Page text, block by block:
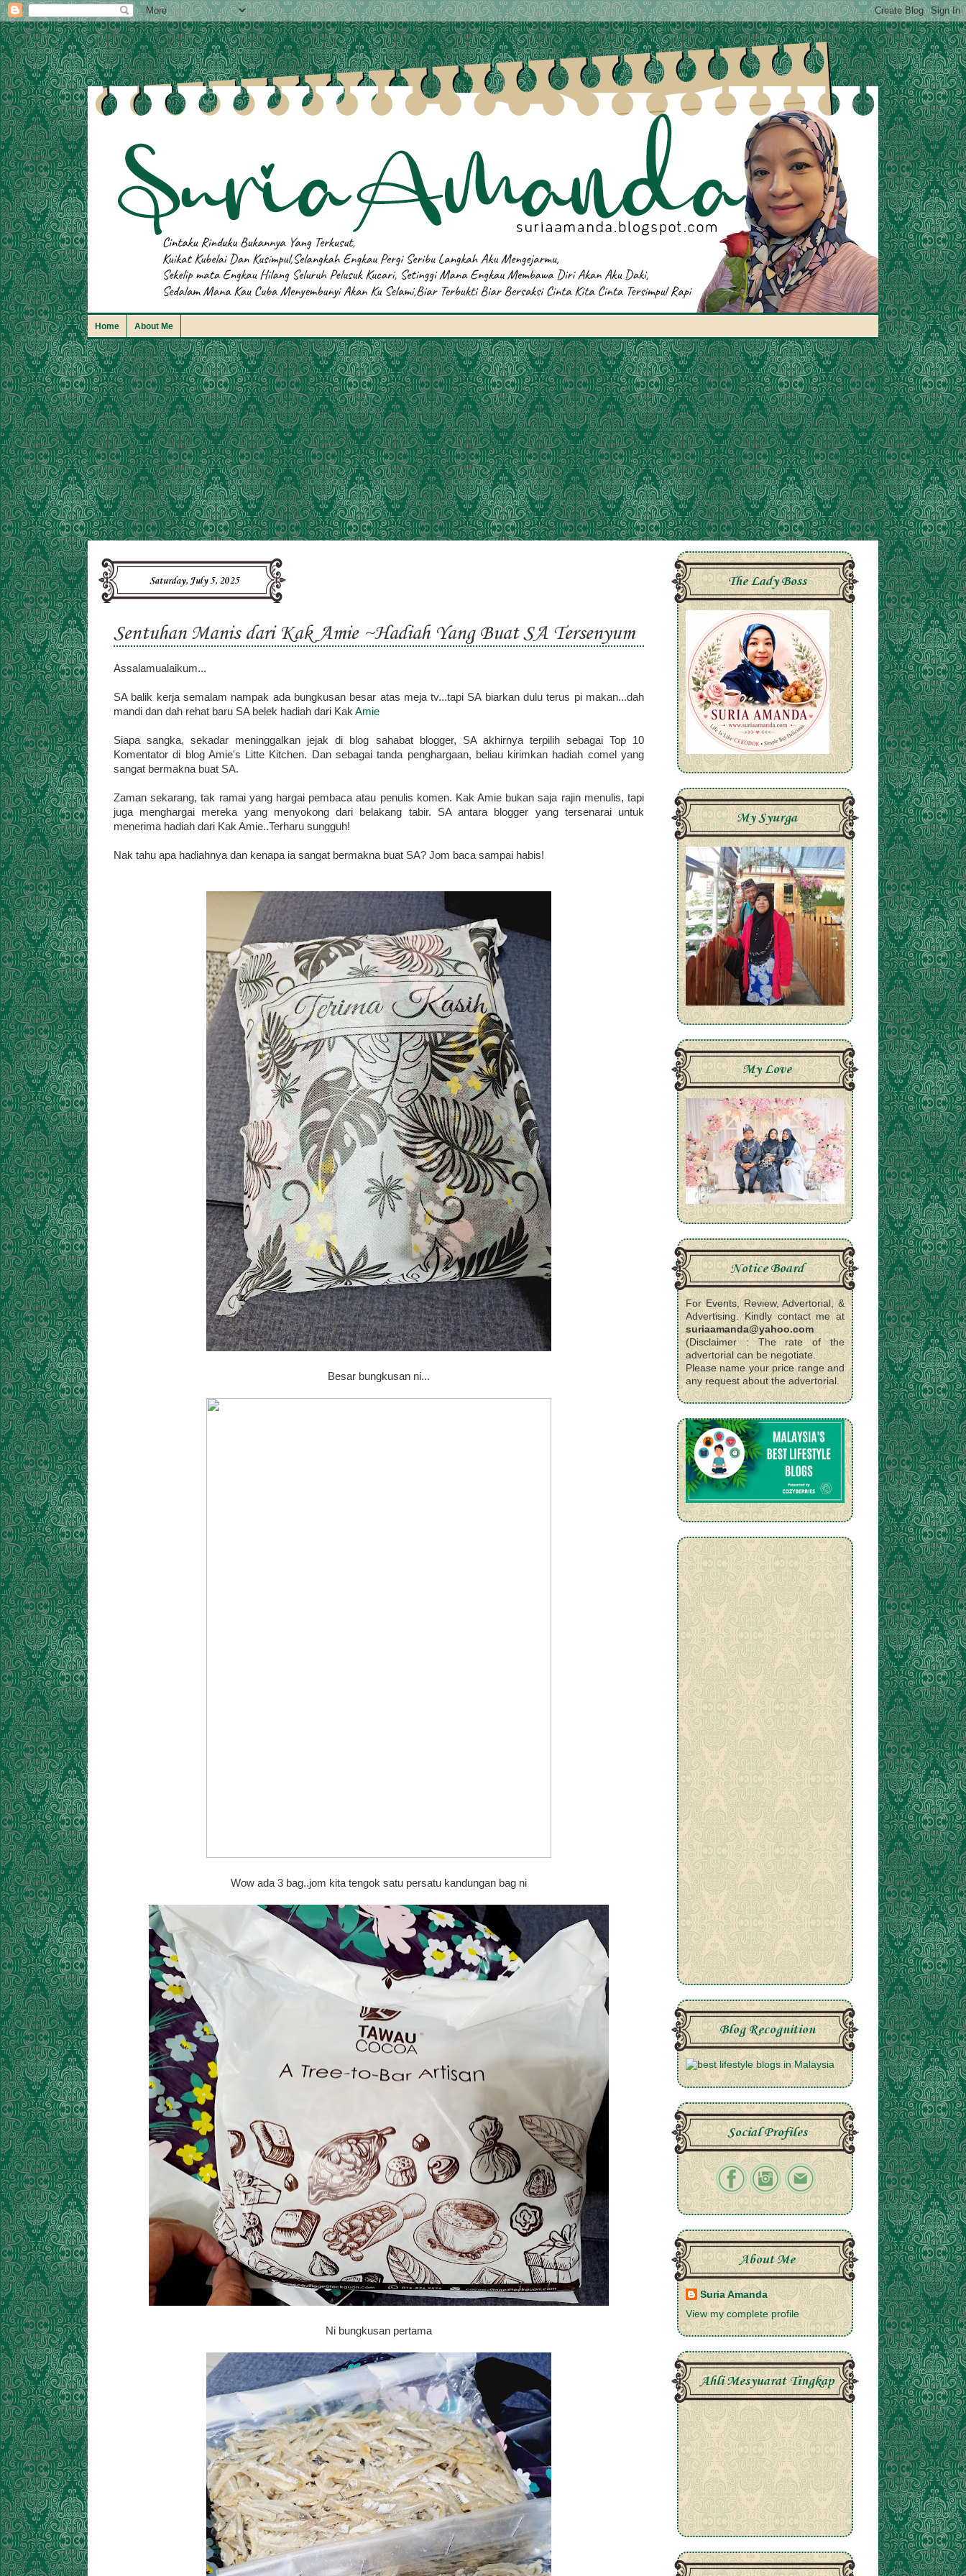
Home About Me
Saturday, July 5, 2025
Sentuhan Manis dari Kak Amie ~Hadiah Yang Buat SA Tersenyum
Assalamualaikum...
SA balik kerja semalam nampak ada bungkusan besar atas meja tv...tapi SA biarkan dulu terus pi makan...dah
mandi dan dah rehat baru SA belek hadiah dari Kak Amie
Siapa sangka, sekadar meninggalkan jejak di blog sahabat blogger, SA akhirnya terpilih sebagai Top 10
Komentator di blog Amie's Litte Kitchen. Dan sebagai tanda penghargaan, beliau kirimkan hadiah comel yang
sangat bermakna buat SA.
Zaman sekarang, tak ramai yang hargai pembaca atau penulis komen. Kak Amie bukan saja rajin menulis, tapi
juga menghargai mereka yang menyokong dari belakang tabir. SA antara blogger yang tersenarai untuk
menerima hadiah dari Kak Amie..Terharu sungguh!
Nak tahu apa hadiahnya dan kenapa ia sangat bermakna buat SA? Jom baca sampai habis!
Besar bungkusan ni...
Wow ada 3 bag..jom kita tengok satu persatu kandungan bag ni
Ni bungkusan pertama
The Lady Boss
My Syurga
My Love
Notice Board
For Events, Review, Advertorial, &
Advertising. Kindly contact me at
suriaamanda@yahoo.com
(Disclaimer : The rate of the
advertorial can be negotiate.
Please name your price range and
any request about the advertorial.
Blog Recognition
Social Profiles
About Me
Suria Amanda
View my complete profile
Ahli Mesyuarat Tingkap